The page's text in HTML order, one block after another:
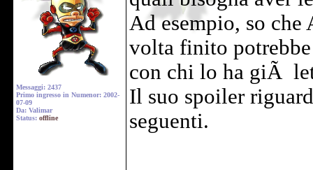
Messaggi: 2437
Primo ingresso in Numenor: 2002-
07-09
Da: Valimar
Status: offline
Ad esempio, so che
volta finito
con chi lo ha giÃ
Il suo spoiler
seguenti.